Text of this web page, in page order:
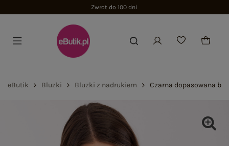
Zwrot do 100 dni
eButik Bluzki Bluzki z nadrukiem Czarna dopasowana